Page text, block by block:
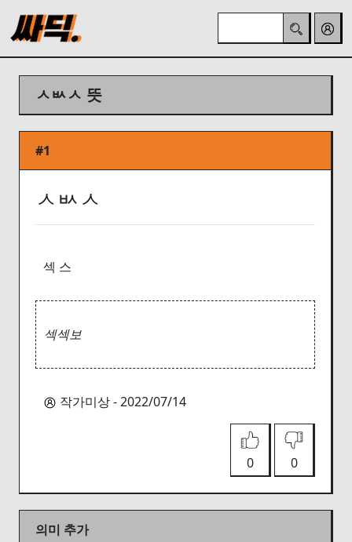
ㅅㅄㅅ 뜻
#1
ㅅㅄㅅ
섹 스
섹섹보
작가미상 - 2022/07/14
0 0
의미 추가